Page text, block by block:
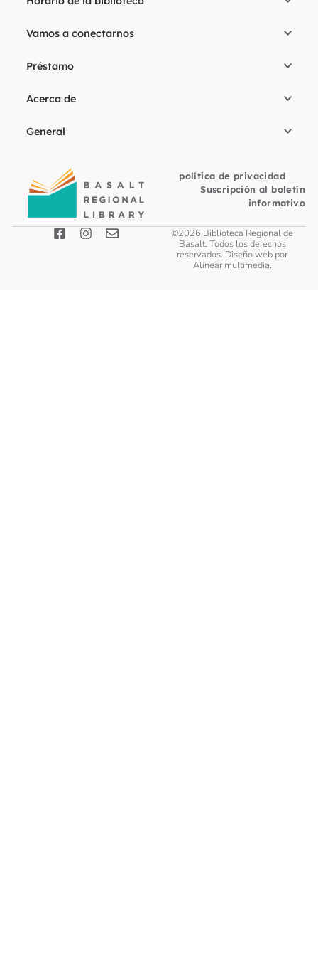
Vamos a conectarnos
Préstamo
Acerca de
General
política de privacidad
Suscripción al boletín
informativo
©2026 Biblioteca Regional de
Basalt. Todos los derechos
reservados. Diseño web por
Alinear multimedia.